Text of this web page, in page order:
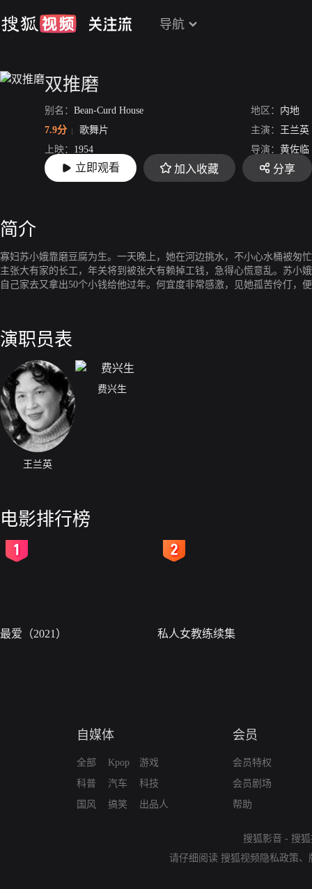
导航
双推磨
别名： Bean-Curd House 地区： 内地
7.9分
歌舞片 主演：
王兰英
上映： 1954 导演： 黄佐临
片长： 42分45秒
立即观看 加入收藏 分享
简介
寡妇苏小娥靠磨豆腐为生。一天晚上，她在河边挑水，不小心水桶被匆
主张大有家的长工，年关将到被张大有赖掉工钱，急得心慌意乱。苏小
自己家去又拿出50个小钱给他过年。何宜度非常感激，见她孤苦伶仃，
演职员表
王兰英
费兴生
电影排行榜
最爱（2021） 私人女教练续集
自媒体
全部
科普
国风
Kpop
汽车
搞笑
游戏
科技
出品人
会员
会员特权
会员剧场
帮助
搜狐影音 - 搜
请仔细阅读 搜狐视频隐私政策、